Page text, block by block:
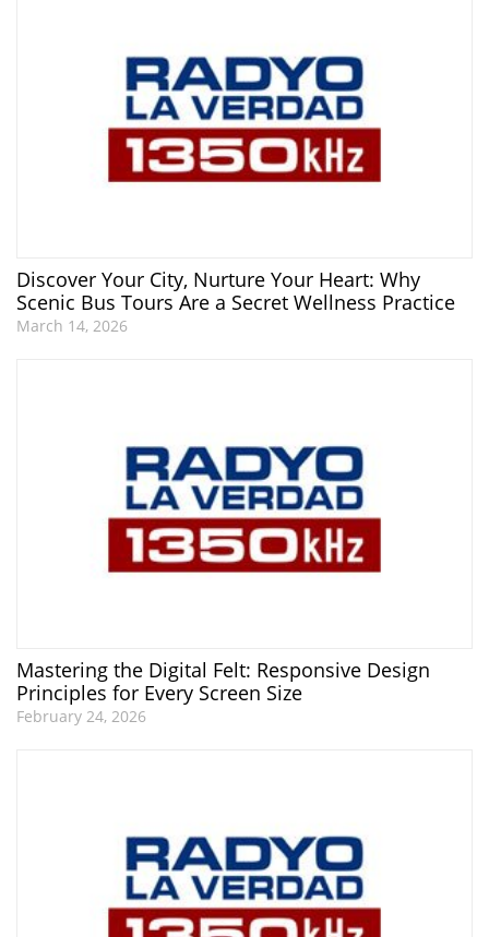
Discover Your City, Nurture Your Heart: Why
Scenic Bus Tours Are a Secret Wellness Practice
March 14, 2026
Mastering the Digital Felt: Responsive Design
Principles for Every Screen Size
February 24, 2026